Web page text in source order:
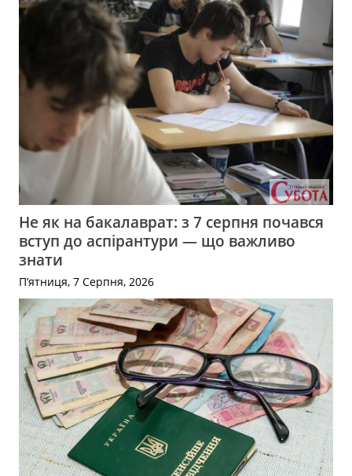
Не як на бакалаврат: з 7 серпня почався
вступ до аспірантури — що важливо
знати
П’ятниця, 7 Серпня, 2026